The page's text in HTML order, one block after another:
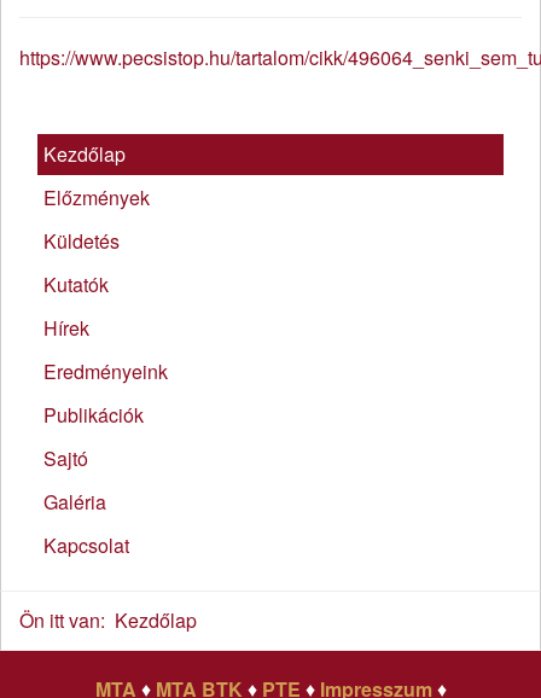
https://www.pecsistop.hu/tartalom/cikk/
Kezdőlap
Előzmények
Küldetés
Kutatók
Hírek
Eredményeink
Publikációk
Sajtó
Galéria
Kapcsolat
Ön itt van: Kezdőlap
MTA ♦ MTA BTK ♦ PTE ♦ Impresszum♦